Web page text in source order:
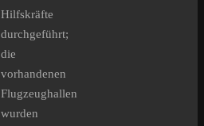
Hilfskräfte
durchgeführt;
die
vorhandenen
Flugzeughallen
wurden